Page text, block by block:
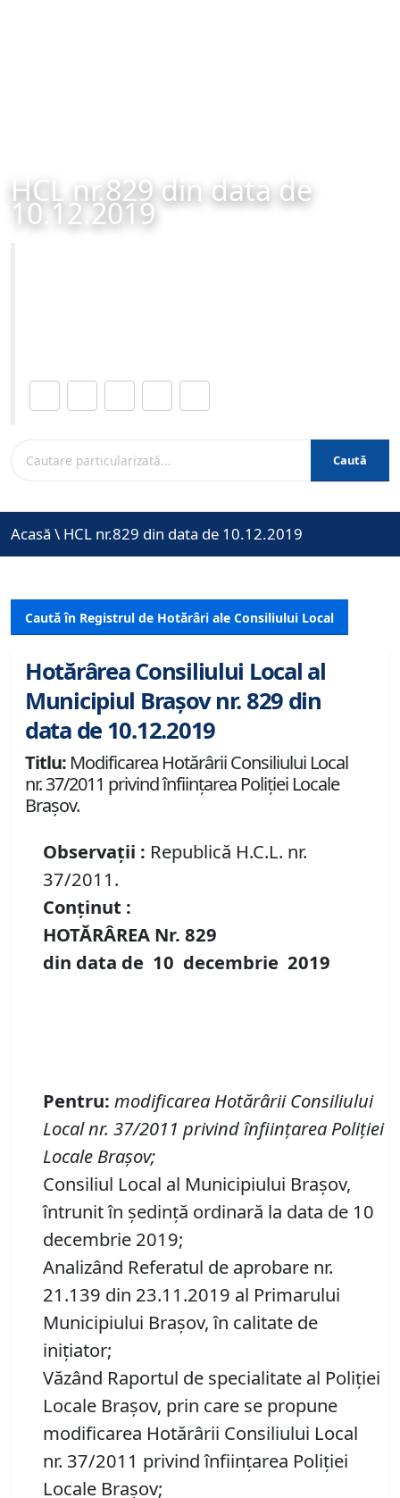
HCL nr.829 din data de
10.12.2019
Caută
Acasă \ HCL nr.829 din data de 10.12.2019
Caută în Registrul de Hotărâri ale Consiliului Local
Hotărârea Consiliului Local al
Municipiul Brașov nr. 829 din
data de 10.12.2019
Titlu: Modificarea Hotărârii Consiliului Local
nr. 37/2011 privind înființarea Poliției Locale
Brașov.
Observații : Republică H.C.L. nr.
37/2011.
Conținut :
HOTĂRÂREA Nr. 829
din data de 10 decembrie 2019
Pentru: modificarea Hotărârii Consiliului
Local nr. 37/2011 privindînființarea Poliției
Locale Brașov;
Consiliul Local al Municipiului Brașov,
întrunit în ședință ordinară la data de 10
decembrie 2019;
Analizând Referatul de aprobare nr.
21.139 din 23.11.2019 al Primarului
Municipiului Braşov, în calitate de
iniţiator;
Văzând Raportul de specialitate al Poliției
Locale Braşov, prin care se propune
modificarea Hotărârii Consiliului Local
nr. 37/2011 privind înființarea Poliției
Locale Brașov;